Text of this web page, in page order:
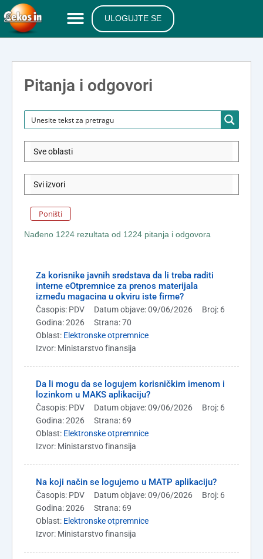
ULOGUJTE SE
Pitanja i odgovori
Poništi
Nađeno 1224 rezultata od 1224 pitanja i odgovora
Za korisnike javnih sredstava da li treba raditi
interne eOtpremnice za prenos materijala
između magacina u okviru iste firme?
Časopis: PDV Datum objave: 09/06/2026
Broj: 6
Godina: 2026
Strana: 70
Oblast: Elektronske otpremnice
Izvor: Ministarstvo finansija
Da li mogu da se logujem korisničkim imenom i
lozinkom u MAKS aplikaciju?
Časopis: PDV Datum objave: 09/06/2026
Broj: 6
Godina: 2026
Strana: 69
Oblast: Elektronske otpremnice
Izvor: Ministarstvo finansija
Na koji način se logujemo u MATP aplikaciju?
Časopis: PDV Datum objave: 09/06/2026
Broj: 6
Godina: 2026
Strana: 69
Oblast: Elektronske otpremnice
Izvor: Ministarstvo finansija